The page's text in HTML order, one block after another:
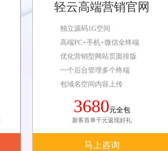
轻云高端营销官网
独立源码1G空间
高端PC+手机+微信全终端
优化营销型网站页面排版
一个后台管理多个终端
包域名空间内容上传
3680元全包
新客首单千元返现好礼
马上咨询